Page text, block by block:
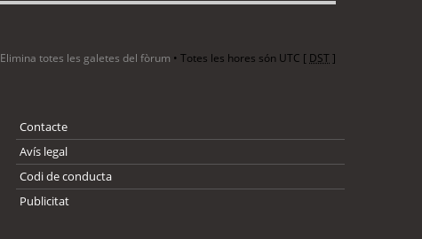
Elimina totes les galetes del fòrum • Totes les hores són UTC [ DST]
Contacte
Avís legal
Codi de conducta
Publicitat